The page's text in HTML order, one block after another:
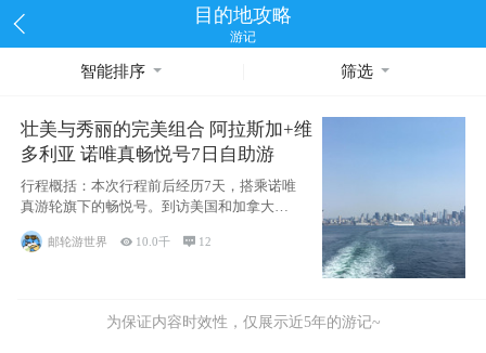
目的地攻略
游记
智能排序 筛选
壮美与秀丽的完美组合 阿拉斯加+维
多利亚 诺唯真畅悦号7日自助游
行程概括：本次行程前后经历7天，搭乘诺唯
真游轮旗下的畅悦号。到访美国和加拿大的4
个州/省：美国华盛顿州
邮轮游世界  10.0千  12
为保证内容时效性，仅展示近5年的游记~